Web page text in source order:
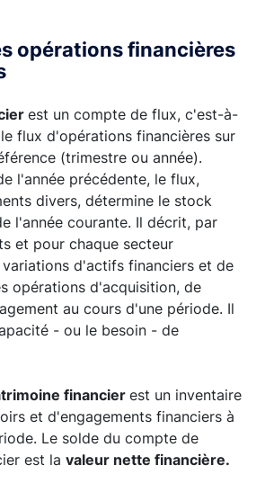
opérations financières
est un compte de flux, c'est-à-
flux d'opérations financières sur
(trimestre ou année).
l'année précédente, le flux,
divers, détermine le stock
l'année courante. Il décrit, par
et pour chaque secteur
d'actifs financiers et de
opérations d'acquisition, de
au cours d'une période. Il
- ou le besoin - de
financier est un inventaire
et d'engagements financiers à
Le solde du compte de
est la valeur nette financière.